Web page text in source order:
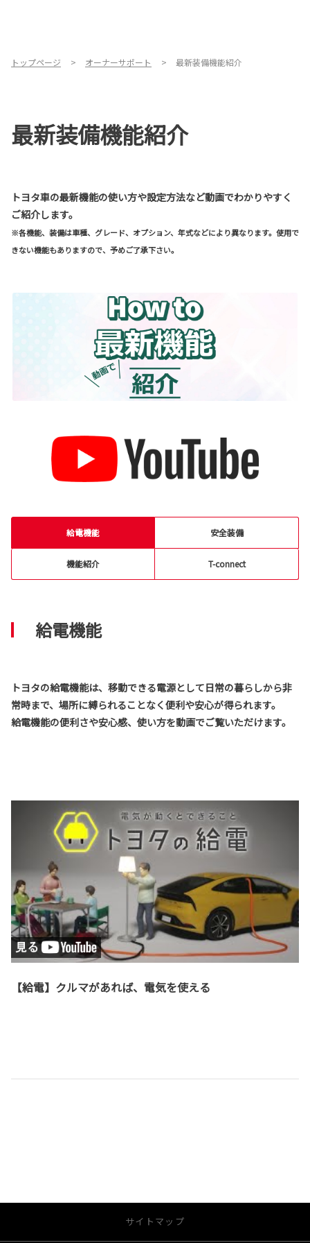
トップページ オーナーサポート 最新装備機能紹介
最新装備機能紹介
トヨタ車の最新機能の使い方や設定方法など動画でわかりやすく
ご紹介します。
※各機能、装備は車種、グレード、オプション、年式などにより異なります。使用で
きない機能もありますので、予めご了承下さい。
給電機能 安全装備
機能紹介 T-connect
給電機能
トヨタの給電機能は、移動できる電源として日常の暮らしから非
常時まで、場所に縛られることなく便利や安心が得られます。
給電機能の便利さや安心感、使い方を動画でご覧いただけます。
【給電】クルマがあれば、電気を使える
サイトマップ